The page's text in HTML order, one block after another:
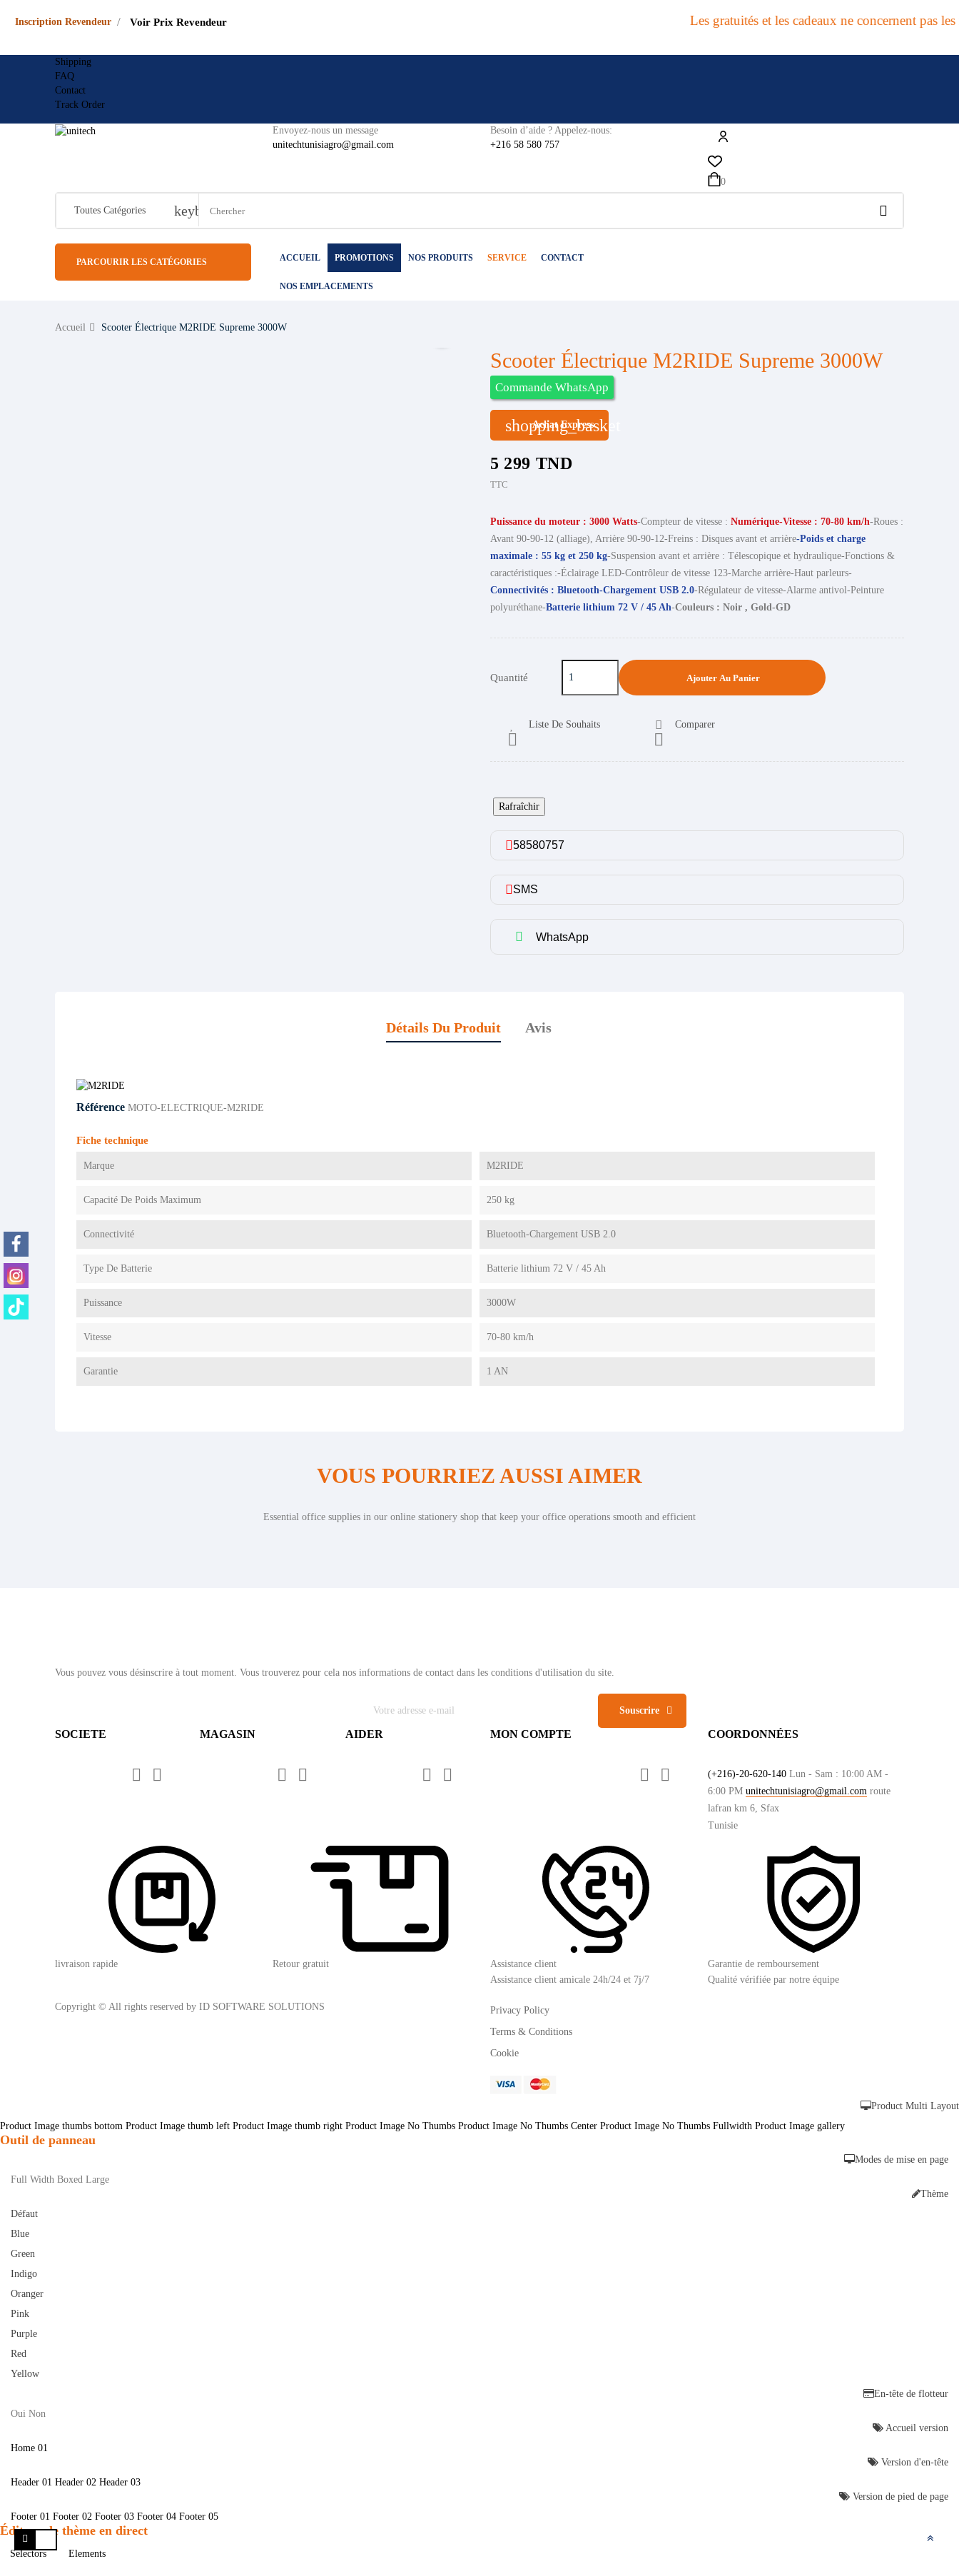
Inscription Revendeur / Voir Prix Revendeur Les gratuités et les cadeaux ne concernent pas les
Shipping
FAQ
Contact
Track Order
Envoyez-nous un message
unitechtunisiagro@gmail.com
Besoin d’aide ? Appelez-nous:
+216 58 580 757
0
Toutes Catégories keyboard_arrow_down
PARCOURIR LES CATÉGORIES ACCUEIL PROMOTIONS NOS PRODUITS SERVICE CONTACT
NOS EMPLACEMENTS
Accueil Scooter Électrique M2RIDE Supreme 3000W
Scooter Électrique M2RIDE Supreme 3000W
Commande WhatsApp
shopping_basket
Achat Express
5 299 TND
TTC
Puissance du moteur : 3000 Watts-Compteur de vitesse : Numérique-Vitesse : 70-80 km/h-Roues :
Avant 90-90-12 (alliage), Arrière 90-90-12-Freins : Disques avant et arrière-Poids et charge
maximale : 55 kg et 250 kg-Suspension avant et arrière : Télescopique et hydraulique-Fonctions &
caractéristiques :-Éclairage LED-Contrôleur de vitesse 123-Marche arrière-Haut parleurs-
Connectivités : Bluetooth-Chargement USB 2.0-Régulateur de vitesse-Alarme antivol-Peinture
polyuréthane-Batterie lithium 72 V / 45 Ah-Couleurs : Noir , Gold-GD
Quantité Ajouter Au Panier

Liste De Souhaits

Comparer
58580757
SMS
WhatsApp
Détails Du Produit Avis
Référence MOTO-ELECTRIQUE-M2RIDE
Fiche technique
Marque M2RIDE
Capacité De Poids Maximum 250 kg
Connectivité Bluetooth-Chargement USB 2.0
Type De Batterie Batterie lithium 72 V / 45 Ah
Puissance 3000W
Vitesse 70-80 km/h
Garantie 1 AN
VOUS POURRIEZ AUSSI AIMER
Essential office supplies in our online stationery shop that keep your office operations smooth and efficient
Vous pouvez vous désinscrire à tout moment. Vous trouverez pour cela nos informations de contact dans les conditions d'utilisation du site.
Souscrire
SOCIETE
 
MAGASIN
 
AIDER
 
MON COMPTE
 
COORDONNÉES
(+216)-20-620-140 Lun - Sam : 10:00 AM -
6:00 PM unitechtunisiagro@gmail.com route
lafran km 6, Sfax
Tunisie
livraison rapide Retour gratuit
Assistance client
Assistance client amicale 24h/24 et 7j/7
Garantie de remboursement
Qualité vérifiée par notre équipe
Copyright © All rights reserved by ID SOFTWARE SOLUTIONS
Privacy Policy
Terms & Conditions
Cookie
Product Multi Layout
Product Image thumbs bottom Product Image thumb left Product Image thumb right Product Image No Thumbs Product Image No Thumbs Center Product Image No Thumbs Fullwidth Product Image gallery
Outil de panneau
Modes de mise en page
Full Width Boxed Large
Thème
Défaut
Blue
Green
Indigo
Oranger
Pink
Purple
Red
Yellow
En-tête de flotteur
Oui Non
Accueil version
Home 01
Version d'en-tête
Header 01 Header 02 Header 03
Version de pied de page
Footer 01 Footer 02 Footer 03 Footer 04 Footer 05
Éditeur de thème en direct
Selectors Elements